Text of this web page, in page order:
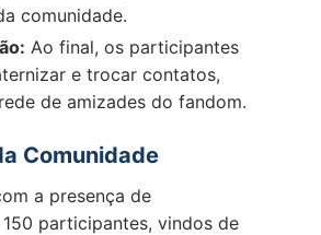
comunidade.
Ao final, os participantes
e trocar contatos,
de amizades do fandom.
Comunidade
a presença de
participantes, vindos de